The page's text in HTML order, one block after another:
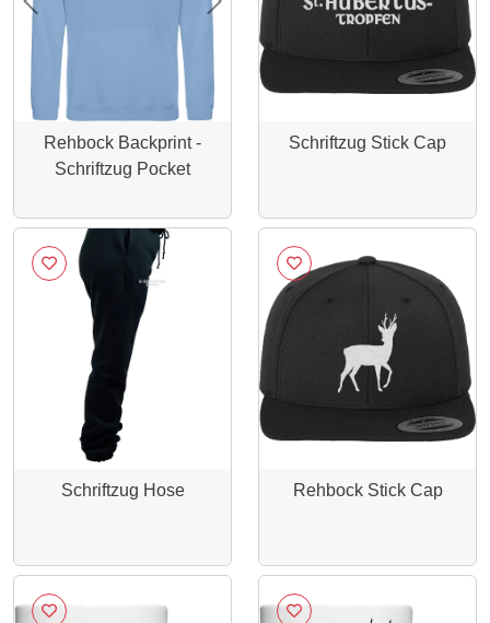
Previous Next
Rehbock Backprint -
Schriftzug Pocket
Schriftzug Stick Cap
Schriftzug Hose Rehbock Stick Cap